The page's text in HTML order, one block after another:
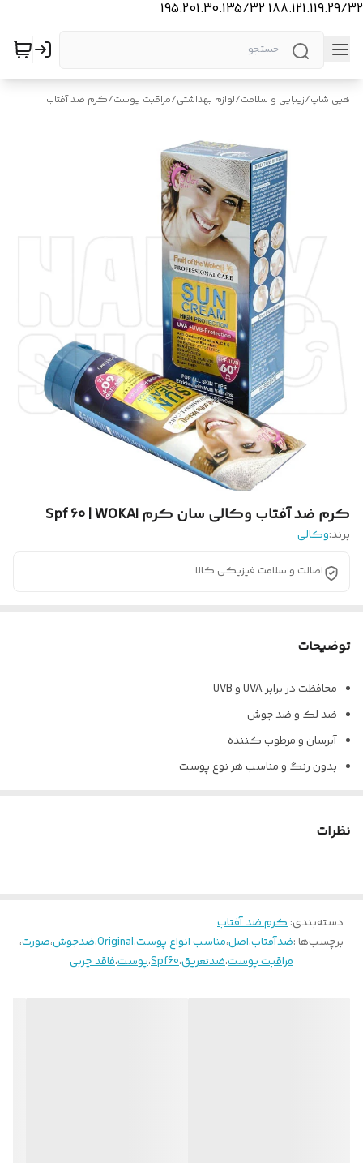
188.121.119.29/32 195.201.30.135/32
هپی شاپ/زیبایی و سلامت/لوازم بهداشتی/مراقبت پوست/کرم ضد آفتاب
کرم ضد آفتاب وکالی سان کرم Spf 60 | WOKAI
برند:وکالی
اصالت و سلامت فیزیکی کالا
توضیحات
محافظت در برابر UVA و UVB
ضد لک و ضد جوش
آبرسان و مرطوب کننده
بدون رنگ و مناسب هر نوع پوست
نظرات
دسته‌بندی:کرم ضد آفتاب
برچسب‌ها :ضدآفتاب،اصل،مناسب انواع پوست،Original،ضدجوش،صورت،
مراقبت پوست،ضدتعریق،Spf60،پوست،فاقد چربی